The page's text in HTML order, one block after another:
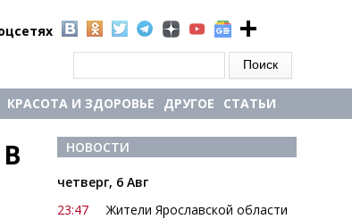
КРАСОТА И ЗДОРОВЬЕ ДРУГОЕ СТАТЬИ
НОВОСТИ
четверг, 6 Авг
23:47
Жители Ярославской области